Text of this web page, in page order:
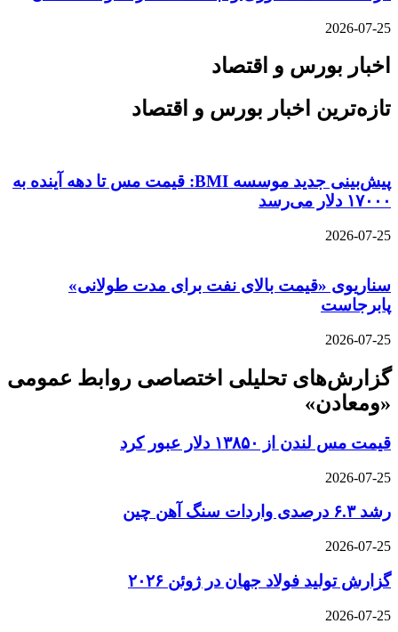
2026-07-25
اخبار بورس و اقتصاد
تازه‌ترین اخبار بورس و اقتصاد
پیش‌بینی جدید موسسه BMI: قیمت مس تا دهه آینده به
۱۷۰۰۰ دلار می‌رسد
2026-07-25
سناریوی «قیمت بالای نفت برای مدت طولانی»
پابرجاست
2026-07-25
گزارش‌های تحلیلی اختصاصی روابط عمومی
«ومعادن»
قیمت مس لندن از ۱۳۸۵۰ دلار عبور کرد
2026-07-25
رشد ۶.۳ درصدی واردات سنگ آهن چین
2026-07-25
گزارش تولید فولاد جهان در ژوئن ۲۰۲۶
2026-07-25